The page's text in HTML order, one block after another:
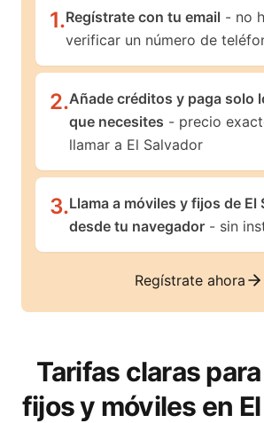
1.Regístrate con tu email - no
verificar un número de
2.Añade créditos y paga solo
que necesites - precio
llamar a El Salvador
3.Llama a móviles y fijos de El
desde tu navegador - sin
Regístrate ahora
Tarifas claras
fijos y móviles en